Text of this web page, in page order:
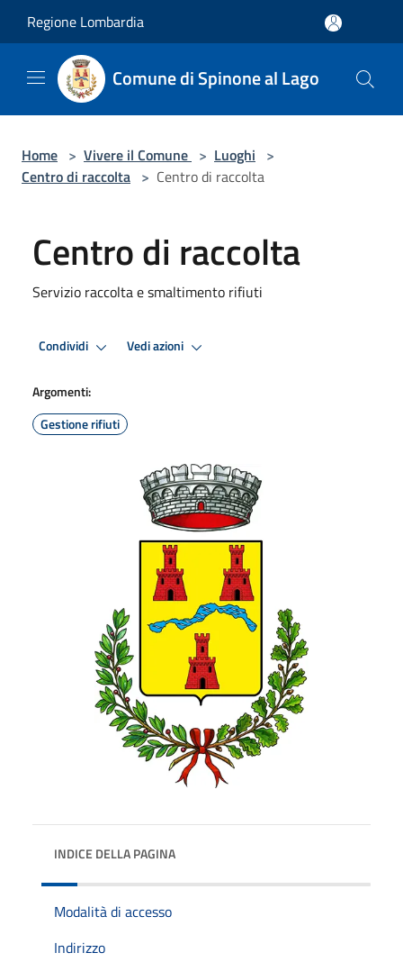
Regione Lombardia
Comune di Spinone al Lago
Home > Vivere il Comune > Luoghi >
Centro di raccolta > Centro di raccolta
Centro di raccolta
Servizio raccolta e smaltimento rifiuti
Condividi Vedi azioni
Argomenti:
Gestione rifiuti
INDICE DELLA PAGINA
Modalità di accesso
Indirizzo